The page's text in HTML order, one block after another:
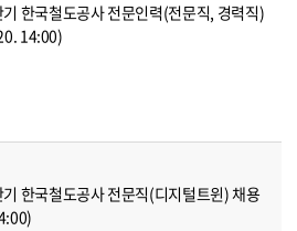
한국철도공사 전문인력(전문직, 경력직)
14:00)
한국철도공사 전문직(디지털트윈) 채용